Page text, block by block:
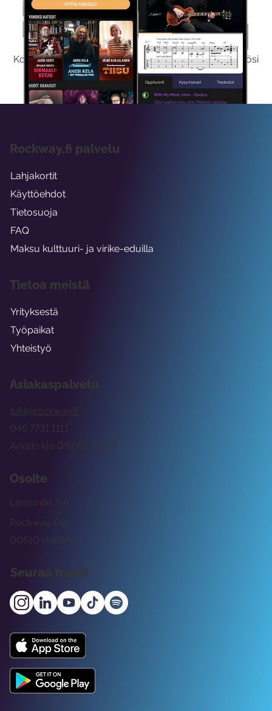
Kokeile Ilmaiseksi
Kokeilemalla ilmaiseksi saat koko sisältömme käyttöösi
viikon ajaksi.
Asiakaspalvelu
tuki@rockway.fi
Arkisin klo 09:00 -15:00
045 7731 1111
Osoite
Rockway Oy
Lemuntie 3-5
00510 Helsinki
Seuraa meitä
Rockway.fi palvelu
Lahjakortit
Käyttöehdot
Tietosuoja
FAQ
Maksu kulttuuri- ja virike-eduilla
Tietoa meistä
Yrityksestä
Työpaikat
Yhteistyö